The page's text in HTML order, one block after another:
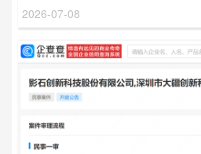
2026-07-08